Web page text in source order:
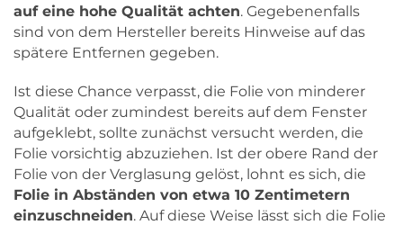
auf eine hohe Qualität achten. Gegebenenfalls
sind von dem Hersteller bereits Hinweise auf das
spätere Entfernen gegeben.
Ist diese Chance verpasst, die Folie von minderer
Qualität oder zumindest bereits auf dem Fenster
aufgeklebt, sollte zunächst versucht werden, die
Folie vorsichtig abzuziehen. Ist der obere Rand der
Folie von der Verglasung gelöst, lohnt es sich, die
Folie in Abständen von etwa 10 Zentimetern
einzuschneiden. Auf diese Weise lässt sich die Folie